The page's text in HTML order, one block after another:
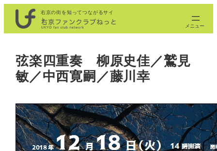
を
右京の街を知ってつながるサイ
ト
弦楽四重奏 柳原史佳／鷲見
敏／中西寛嗣／藤川幸